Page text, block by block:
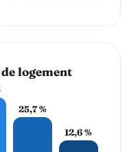
logement
25,7 %
12,6 %